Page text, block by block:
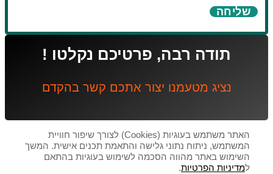
שליחה
תודה רבה, פרטיכם נקלטו !
נציג מטעמנו יצור אתכם קשר בהקדם
האתר משתמש בעוגיות (Cookies) לצורך שיפור חוויית
המשתמש, ניתוח נתוני גלישה והתאמת תכנים אישית. המשך
השימוש באתר מהווה הסכמה לשימוש בעוגיות בהתאם
למדיניות הפרטיות.